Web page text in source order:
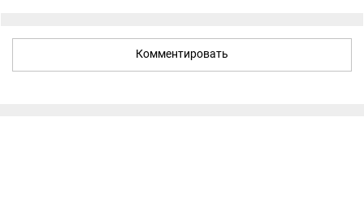
Комментировать